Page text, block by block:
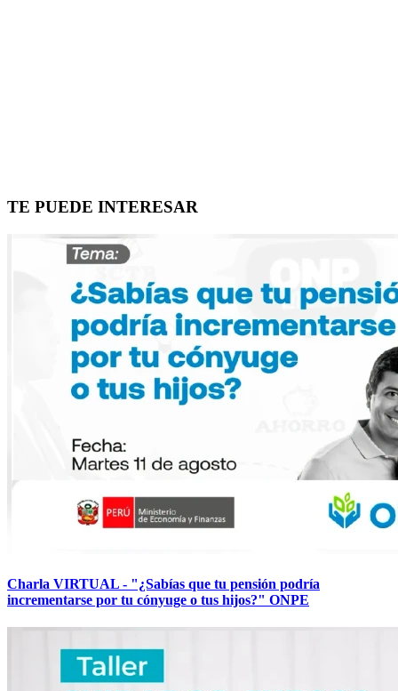
TE PUEDE INTERESAR
Charla VIRTUAL - "¿Sabías que tu pensión podría
incrementarse por tu cónyuge o tus hijos?" ONPE